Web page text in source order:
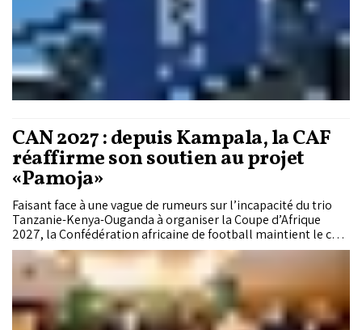
CAN 2027 : depuis Kampala, la CAF
réaffirme son soutien au projet
«Pamoja»
Faisant face à une vague de rumeurs sur l’incapacité du trio
Tanzanie-Kenya-Ouganda à organiser la Coupe d’Afrique
2027, la Confédération africaine de football maintient le cap.
L’instance continue de soutenir le projet «Pamoja» et
réaffirme son appui aux trois pays hôtes. Réunie à Kampala,
jeudi, lors d’un sommet stratégique, la CAF s’est voulue
rassurante quant à la capacité des trois nations à honorer
leurs engagements pour la CAN 2027. Cette rencontre, qui a
rassemblé les dirigeants de la CAF et les ministres des Sports